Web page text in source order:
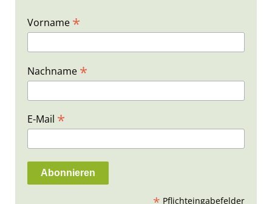
Vorname *
Nachname *
E-Mail *
Pflichteingabefelder